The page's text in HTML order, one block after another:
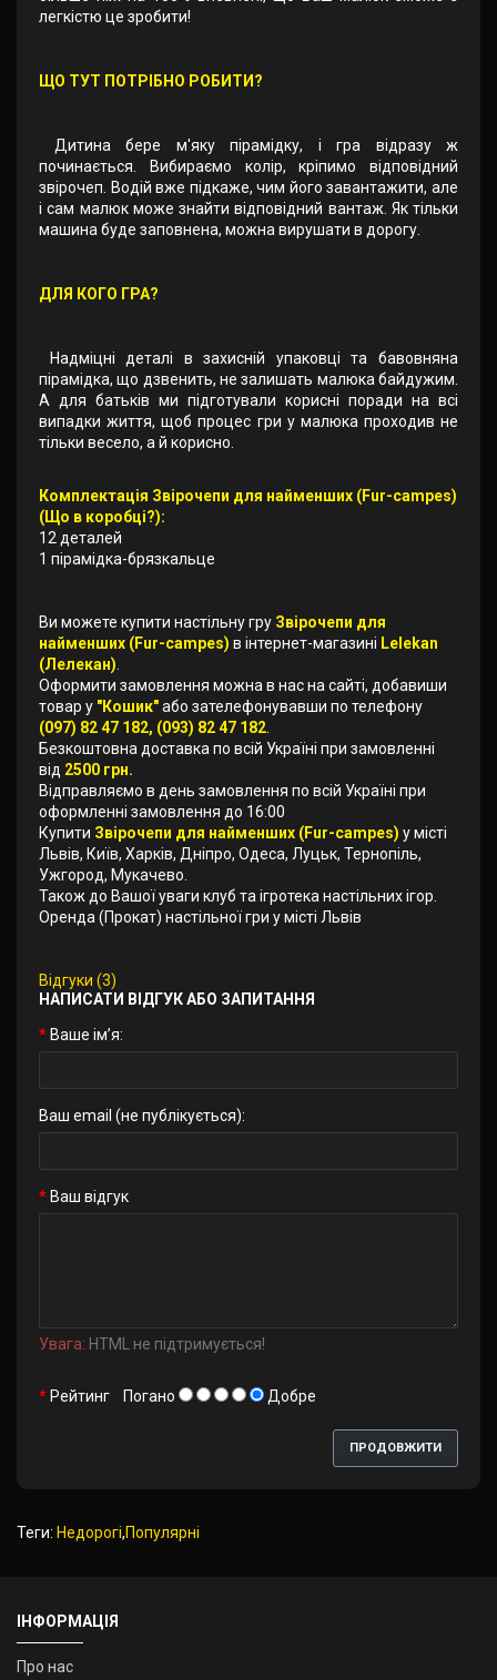
легкістю це зробити!
ЩО ТУТ ПОТРІБНО РОБИТИ?
Дитина бере м'яку пірамідку, і гра відразу ж
починається. Вибираємо колір, кріпимо відповідний
звірочеп. Водій вже підкаже, чим його завантажити, але
і сам малюк може знайти відповідний вантаж. Як тільки
машина буде заповнена, можна вирушати в дорогу.
ДЛЯ КОГО ГРА?
Надміцні деталі в захисній упаковці та бавовняна
пірамідка, що дзвенить, не залишать малюка байдужим.
А для батьків ми підготували корисні поради на всі
випадки життя, щоб процес гри у малюка проходив не
тільки весело, а й корисно.
Комплектація Звірочепи для найменших (Fur-campes)
(Що в коробці?):
12 деталей
1 пірамідка-брязкальце
Ви можете купити настільну гру Звірочепи для
найменших (Fur-campes) в інтернет-магазині Lelekan
(Лелекан)
Оформити замовлення можна в нас на сайті, добавиши
товар у "Кошик"або зателефонувавши по телефону
(097) 82 47 182, (093) 82 47 182
Безкоштовна доставка по всій Україні при замовленні
від 2500 грн.
Відправляємо в день замовлення по всій Україні при
оформленні замовлення до 16:00
Купити Звірочепи для найменших (Fur-campes) у місті
Львів, Київ, Харків, Дніпро, Одеса, Луцьк, Тернопіль,
Ужгород, Мукачево.
Також до Вашої уваги клуб та ігротека настільних ігор.
Оренда (Прокат) настільної гри у місті Львів
Відгуки (3)
НАПИСАТИ ВІДГУК АБО ЗАПИТАННЯ
Ваше ім’я:
Ваш email (не публікується):
Ваш відгук
Увага: HTML не підтримується!
Рейтинг Погано Добре
ПРОДОВЖИТИ
Теги: Недорогі,Популярні
ІНФОРМАЦІЯ
Про нас